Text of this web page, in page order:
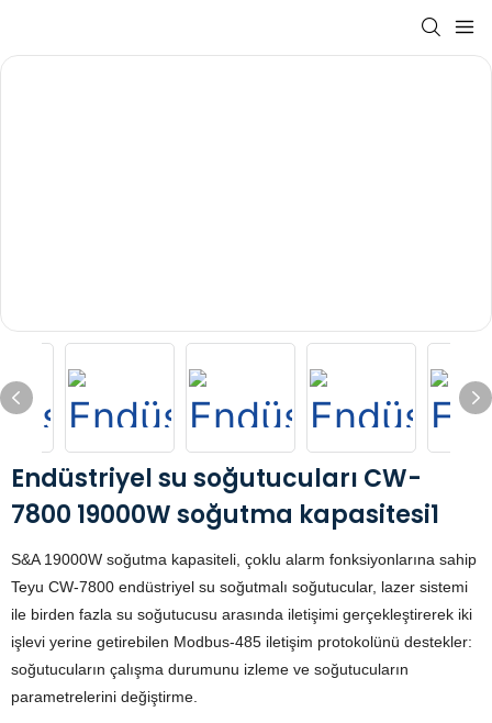
Endüstriyel su soğutucuları CW-
7800 19000W soğutma kapasitesi1
S&A 19000W soğutma kapasiteli, çoklu alarm fonksiyonlarına sahip
Teyu CW-7800 endüstriyel su soğutmalı soğutucular, lazer sistemi
ile birden fazla su soğutucusu arasında iletişimi gerçekleştirerek iki
işlevi yerine getirebilen Modbus-485 iletişim protokolünü destekler:
soğutucuların çalışma durumunu izleme ve soğutucuların
parametrelerini değiştirme.